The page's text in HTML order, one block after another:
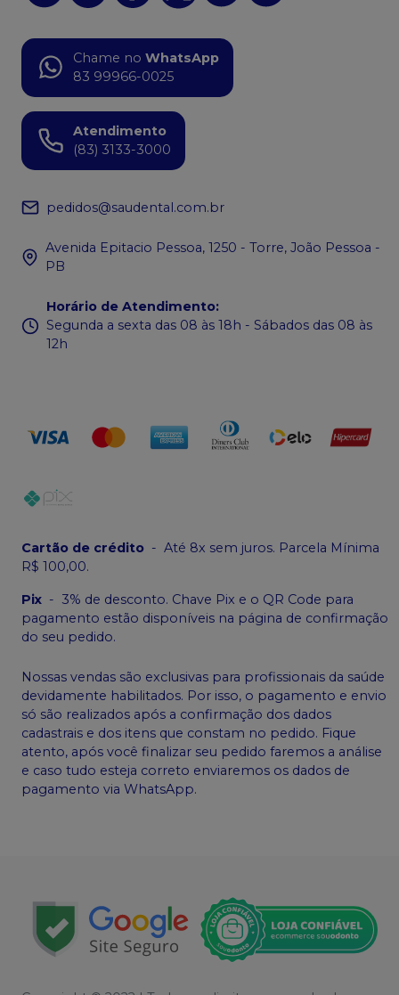
Chame no WhatsApp
83 99966-0025
Atendimento
(83) 3133-3000
pedidos@saudental.com.br
Avenida Epitacio Pessoa, 1250 - Torre, João Pessoa -
PB
Horário de Atendimento:
Segunda a sexta das 08 às 18h - Sábados das 08 às
12h
Cartão de crédito - Até 8x sem juros. Parcela Mínima
R$ 100,00.
Pix - 3% de desconto. Chave Pix e o QR Code para
pagamento estão disponíveis na página de confirmação
do seu pedido.
Nossas vendas são exclusivas para profissionais da saúde
devidamente habilitados. Por isso, o pagamento e envio
só são realizados após a confirmação dos dados
cadastrais e dos itens que constam no pedido. Fique
atento, após você finalizar seu pedido faremos a análise
e caso tudo esteja correto enviaremos os dados de
pagamento via WhatsApp.